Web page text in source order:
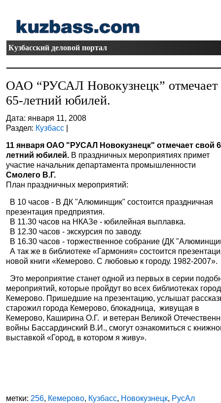
Кузбасский деловой портал
ОАО “РУСАЛ Новокузнецк” отмечает
65-летний юбилей.
Дата: января 11, 2008
Раздел: Кузбасс |
11 января ОАО "РУСАЛ Новокузнецк" отмечает свой
летний юбилей. В праздничных мероприятиях примет
участие начальник департамента промышленности
Смолего В.Г.
План праздничных мероприятий:
В 10 часов - В ДК "Алюминщик" состоится праздничная
презентация предприятия.
В 11.30 часов на НКАЗе - юбилейная выплавка.
В 12.30 часов - экскурсия по заводу.
В 16.30 часов - торжественное собрание (ДК
А так же в библиотеке «Гармония» состоится
новой книги «Кемерово. С любовью к городу. 1982-2007».
Это мероприятие станет одной из первых в серии
мероприятий, которые пройдут во всех библиотеках
Кемерово. Пришедшие на презентацию, услышат
старожил города Кемерово, блокадница, живущая в
Кемерово, Каширина О.Г. и ветеран Великой
войны Бассардинский В.И., смогут ознакомиться с
выставкой «Город, в котором я живу».
метки: 256, Кемерово, Кузбасс, Новокузнецк, РусАл